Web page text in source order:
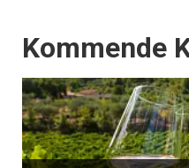
Events
Kommende